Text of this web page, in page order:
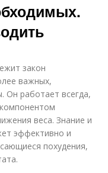
закон
важных,
Он работает всегда,
веса. Знание и
эффективно и
похудения,